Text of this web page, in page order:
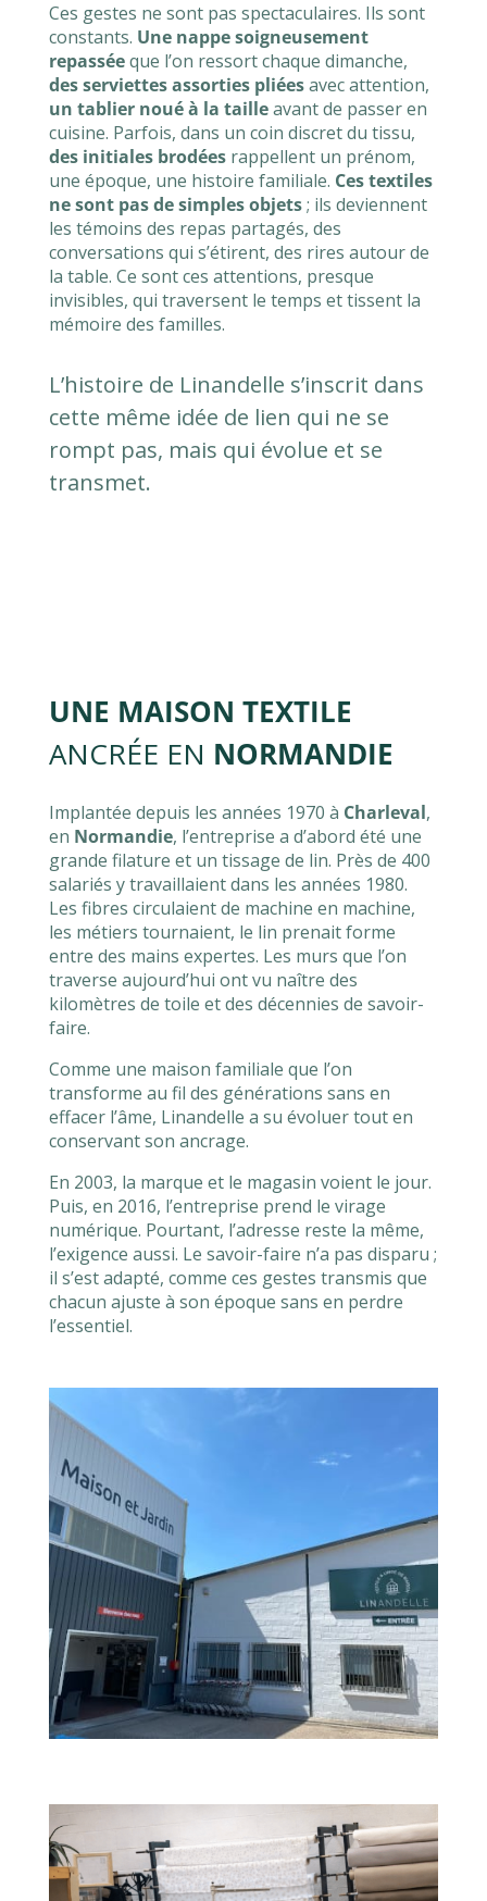
Ces gestes ne sont pas spectaculaires. Ils sont
constants. Une nappe soigneusement
repasséeque l’on ressort chaque dimanche,
des serviettes assorties pliéesavec attention,
un tablier noué à la tailleavant de passer en
cuisine. Parfois, dans un coin discret du tissu,
des initiales brodéesrappellent un prénom,
une époque, une histoire familiale. Ces textiles
ne sont pas de simples objets; ils deviennent
les témoins des repas partagés, des
conversations qui s’étirent, des rires autour de
la table. Ce sont ces attentions, presque
invisibles, qui traversent le temps et tissent la
mémoire des familles.
L’histoire de Linandelle s’inscrit dans
cette même idée de lien qui ne se
rompt pas, mais qui évolue et se
transmet.
UNE MAISON TEXTILE
ANCRÉE EN NORMANDIE
Implantée depuis les années 1970 à Charleval,
en Normandie, l’entreprise a d’abord été une
grande filature et un tissage de lin. Près de 400
salariés y travaillaient dans les années 1980.
Les fibres circulaient de machine en machine,
les métiers tournaient, le lin prenait forme
entre des mains expertes. Les murs que l’on
traverse aujourd’hui ont vu naître des
kilomètres de toile et des décennies de savoir-
faire.
Comme une maison familiale que l’on
transforme au fil des générations sans en
effacer l’âme, Linandelle a su évoluer tout en
conservant son ancrage.
En 2003, la marque et le magasin voient le jour.
Puis, en 2016, l’entreprise prend le virage
numérique. Pourtant, l’adresse reste la même,
l’exigence aussi. Le savoir-faire n’a pas disparu ;
il s’est adapté, comme ces gestes transmis que
chacun ajuste à son époque sans en perdre
l’essentiel.